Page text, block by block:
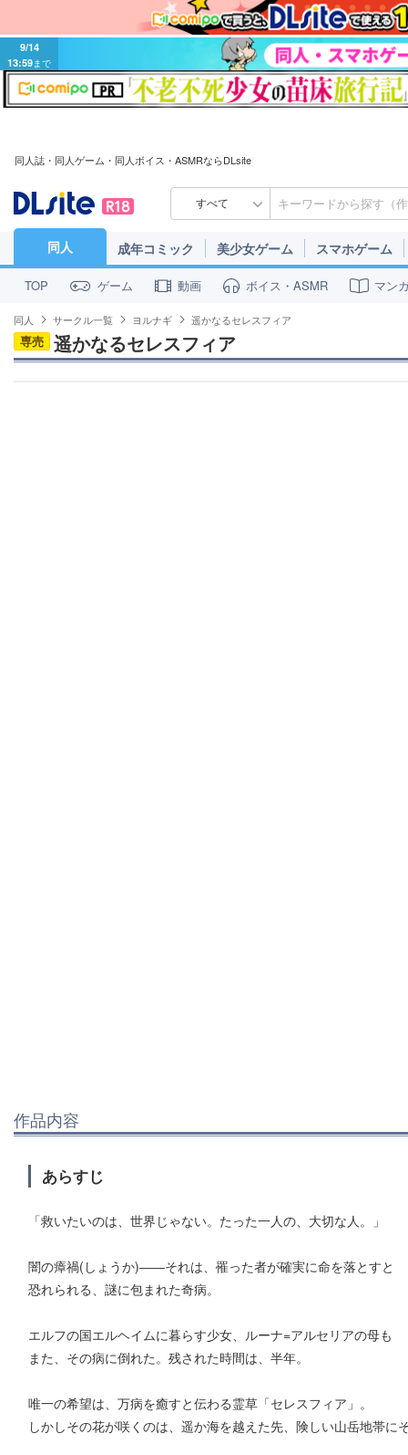
9/14
13:59まで
同人誌・同人ゲーム・同人ボイス・ASMRならDLsite
すべて
同人 成年コミック 美少女ゲーム スマホゲーム
TOP ゲーム 動画 ボイス・ASMR マン
同人 サークル一覧 ヨルナギ 遥かなるセレスフィア
専売 遥かなるセレスフィア
作品内容
あらすじ
「救いたいのは、世界じゃない。たった一人の、大切な人。」
闇の瘴禍(しょうか)――それは、罹った者が確実に命を落とすと
恐れられる、謎に包まれた奇病。
エルフの国エルヘイムに暮らす少女、ルーナ=アルセリアの母も
また、その病に倒れた。残された時間は、半年。
唯一の希望は、万病を癒すと伝わる霊草「セレスフィア」。
しかしその花が咲くのは、遥か海を越えた先、険しい山岳地帯に